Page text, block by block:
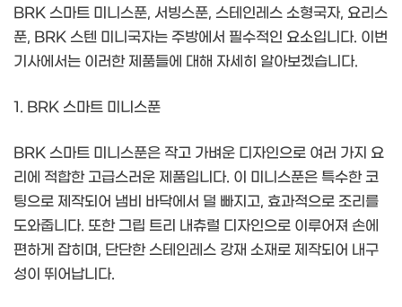
BRK 스마트 미니스푼, 서빙스푼, 스테인레스 소형국자, 요리스
푼, BRK 스텐 미니국자는 주방에서 필수적인 요소입니다. 이번
기사에서는 이러한 제품들에 대해 자세히 알아보겠습니다.
1. BRK 스마트 미니스푼
BRK 스마트 미니스푼은 작고 가벼운 디자인으로 여러 가지 요
리에 적합한 고급스러운 제품입니다. 이 미니스푼은 특수한 코
팅으로 제작되어 냄비 바닥에서 덜 빠지고, 효과적으로 조리를
도와줍니다. 또한 그립 트리 내츄럴 디자인으로 이루어져 손에
편하게 잡히며, 단단한 스테인레스 강재 소재로 제작되어 내구
성이 뛰어납니다.